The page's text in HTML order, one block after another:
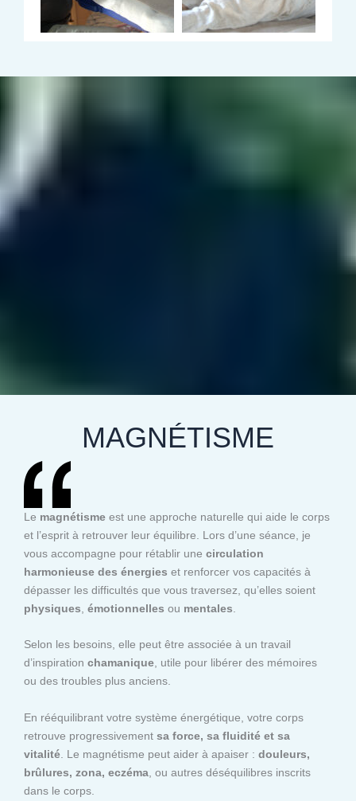
MAGNÉTISME
Le magnétisme est une approche naturelle qui aide le corps
et l’esprit à retrouver leur équilibre. Lors d’une séance, je
vous accompagne pour rétablir une circulation
harmonieuse des énergies et renforcer vos capacités à
dépasser les difficultés que vous traversez, qu’elles soient
physiques émotionnelles ou mentales
Selon les besoins, elle peut être associée à un travail
d’inspiration chamanique, utile pour libérer des mémoires
ou des troubles plus anciens.
En rééquilibrant votre système énergétique, votre corps
retrouve progressivement sa force, sa fluidité et sa
vitalité . Le magnétisme peut aider à apaiser : douleurs,
brûlures, zona, eczéma , ou autres déséquilibres inscrits
dans le corps.